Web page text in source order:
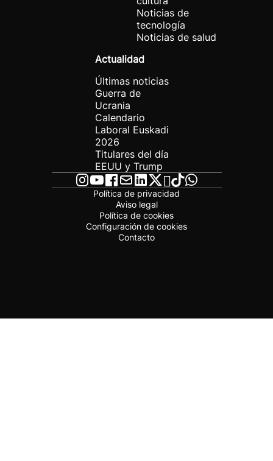
Noticias de
tecnología
Noticias de salud
Actualidad
Últimas noticias
Guerra de
Ucrania
Calendario
Laboral Euskadi
2026
Titulares del día
EEUU y Trump
Política de privacidad
Aviso legal
Política de cookies
Configuración de cookies
Contacto